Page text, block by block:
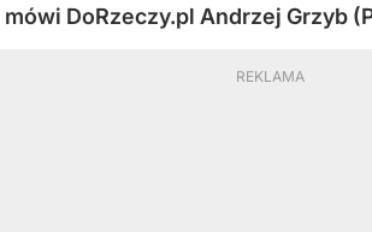
mówi DoRzeczy.pl Andrzej Grzyb